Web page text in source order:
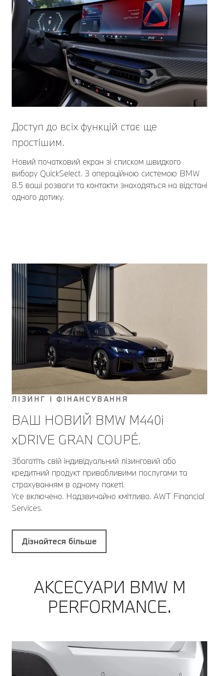
Доступ до всіх функцій стає ще
простішим.
Новий початковий екран зі списком швидкого
вибору QuickSelect. З операційною системою BMW
8.5 ваші розваги та контакти знаходяться на відстані
одного дотику.
ЛІЗИНГ І ФІНАНСУВАННЯ
ВАШ НОВИЙ BMW M440i
xDRIVE GRAN COUPÉ.
Збагатіть свій індивідуальний лізинговий або
кредитний продукт привабливими послугами та
страхуванням в одному пакеті.
Усе включено. Надзвичайно кмітливо. AWT Financial
Services.
Дізнайтеся більше
АКСЕСУАРИ BMW M
PERFORMANCE.